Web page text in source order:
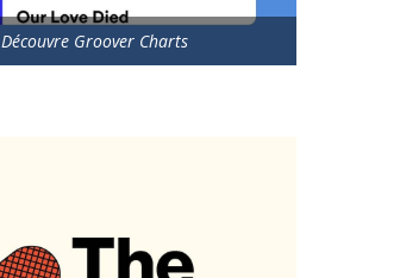
Découvre Groover Charts